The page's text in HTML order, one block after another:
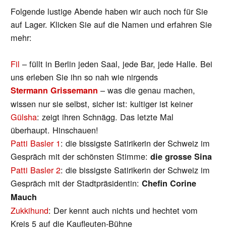
Folgende lustige Abende haben wir auch noch für Sie
auf Lager. Klicken Sie auf die Namen und erfahren Sie
mehr:
Fil– füllt in Berlin jeden Saal, jede Bar, jede Halle. Bei
uns erleben Sie ihn so nah wie nirgends
Stermann Grissemann – was die genau machen,
wissen nur sie selbst, sicher ist: kultiger ist keiner
Gülsha: zeigt ihren Schnägg. Das letzte Mal
überhaupt. Hinschauen!
Patti Basler 1: die bissigste Satirikerin der Schweiz im
Gespräch mit der schönsten Stimme:die grosse Sina
Patti Basler 2: die bissigste Satirikerin der Schweiz im
Gespräch mit der Stadtpräsidentin:Chefin Corine
Mauch
Zukkihund: Der kennt auch nichts und hechtet vom
Kreis 5 auf die Kaufleuten-Bühne